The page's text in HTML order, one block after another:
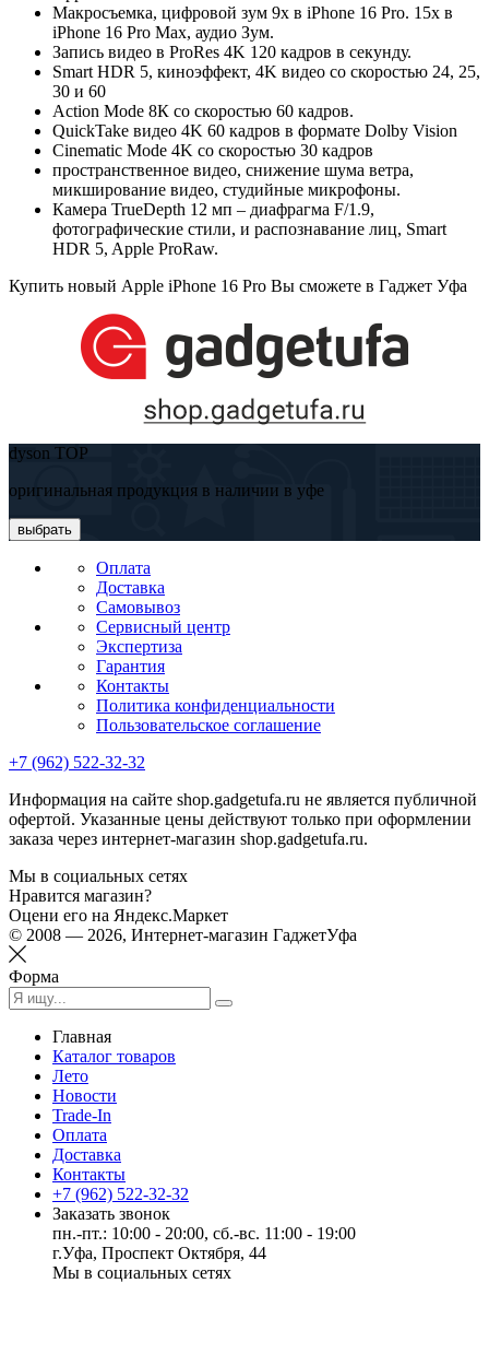
Макросъемка, цифровой зум 9х в iPhone 16 Pro. 15х в
iPhone 16 Pro Max, аудио Зум.
Запись видео в ProRes 4K 120 кадров в секунду.
Smart HDR 5, киноэффект, 4K видео со скоростью 24, 25,
30 и 60
Action Mode 8К со скоростью 60 кадров.
QuickTake видео 4K 60 кадров в формате Dolby Vision
Cinematic Mode 4K со скоростью 30 кадров
пространственное видео, снижение шума ветра,
микширование видео, студийные микрофоны.
Камера TrueDepth 12 мп – диафрагма F/1.9,
фотографические стили, и распознавание лиц, Smart
HDR 5, Apple ProRaw.
Купить новый Apple iPhone 16 Pro Вы сможете в Гаджет Уфа
dyson TOP
оригинальная продукция в наличии в уфе
выбрать
Оплата
Доставка
Самовывоз
Сервисный центр
Экспертиза
Гарантия
Контакты
Политика конфиденциальности
Пользовательское соглашение
+7 (962) 522-32-32
Информация на сайте shop.gadgetufa.ru не является публичной
офертой. Указанные цены действуют только при оформлении
заказа через интернет-магазин shop.gadgetufa.ru.
Мы в социальных сетях
Нравится магазин?
Оцени его на Яндекс.Маркет
© 2008 — 2026, Интернет-магазин ГаджетУфа
Форма
Главная
Каталог товаров
Лето
Новости
Trade-In
Оплата
Доставка
Контакты
+7 (962) 522-32-32
Заказать звонок
пн.-пт.: 10:00 - 20:00, сб.-вс. 11:00 - 19:00
г.Уфа, Проспект Октября, 44
Мы в социальных сетях